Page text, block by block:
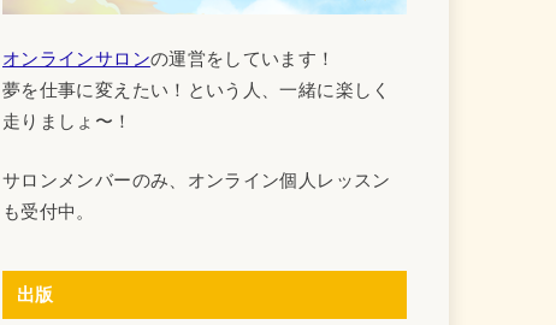
オンラインサロンの運営をしています！
夢を仕事に変えたい！という人、一緒に楽しく
走りましょ〜！
サロンメンバーのみ、オンライン個人レッスン
も受付中。
出版